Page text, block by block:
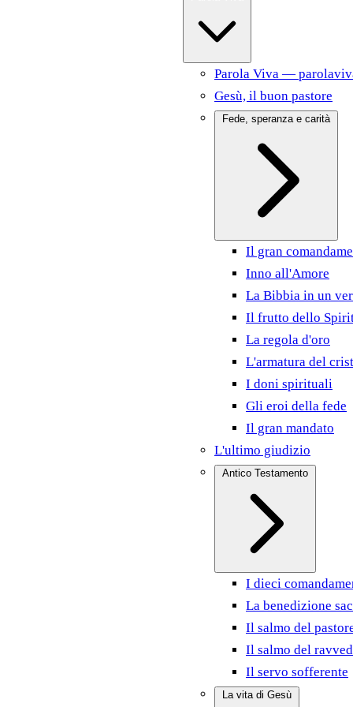
Parola Viva —
Gesù, il buon pastore
Il gran
Inno all'Amore
La Bibbia in un
Il frutto dello
La regola d'oro
L'armatura del
I doni spirituali
Gli eroi della fede
Il gran mandato
L'ultimo giudizio
I dieci
La benedizione
Il salmo del
Il salmo del
Il servo sofferente